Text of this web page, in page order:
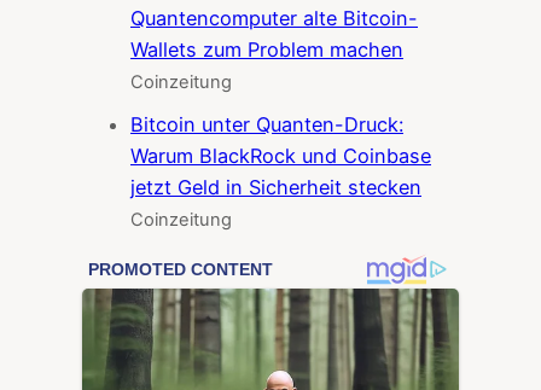
Quantencomputer alte Bitcoin-
Wallets zum Problem machen
Coinzeitung
Bitcoin unter Quanten-Druck:
Warum BlackRock und Coinbase
jetzt Geld in Sicherheit stecken
Coinzeitung